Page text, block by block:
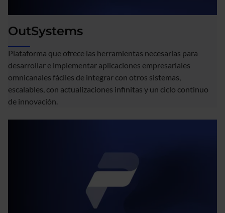
OutSystems
Plataforma que ofrece las herramientas necesarias para
desarrollar e implementar aplicaciones empresariales
omnicanales fáciles de integrar con otros sistemas,
escalables, con actualizaciones infinitas y un ciclo continuo
de innovación.